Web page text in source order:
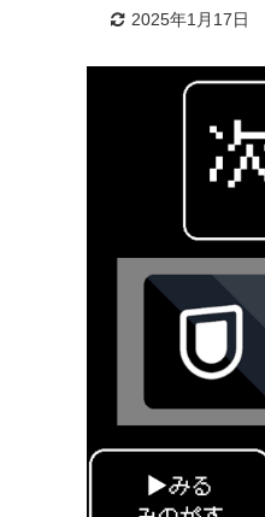
2025年1月17日